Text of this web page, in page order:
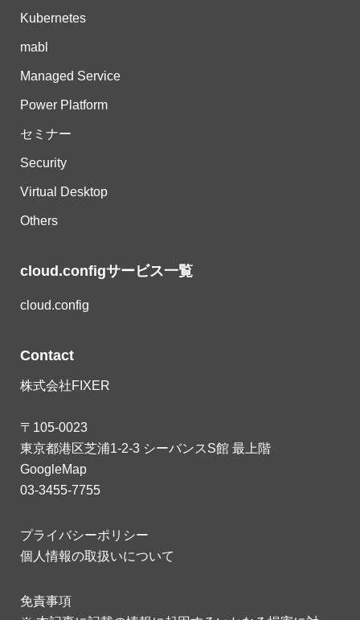
Kubernetes
mabl
Managed Service
Power Platform
セミナー
Security
Virtual Desktop
Others
cloud.configサービス一覧
cloud.config
Contact
株式会社FIXER
〒105-0023
東京都港区芝浦1-2-3 シーバンスS館 最上階
GoogleMap
03-3455-7755
プライバシーポリシー
個人情報の取扱いについて
免責事項